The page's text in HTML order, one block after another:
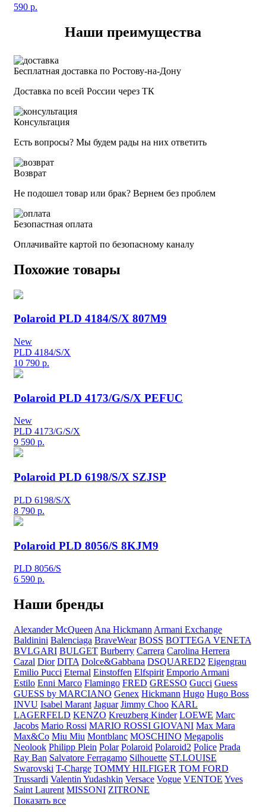
590 р.
Наши преимущества
Бесплатная доставка по Ростову-на-Дону
Доставка по всей России через ТК
Консультация
Есть вопросы? Мы будем рады на них ответить
Возврат
Не подошел товар или брак? Вернем без проблем
Безопастная оплата
Оплачивайте картой по безопасному каналу
Похожие товары
Polaroid PLD 4184/S/X 807M9
New
PLD 4184/S/X
10 790 р.
Polaroid PLD 4173/G/S/X PEFUC
New
PLD 4173/G/S/X
9 590 р.
Polaroid PLD 6198/S/X SZJSP
PLD 6198/S/X
8 790 р.
Polaroid PLD 8056/S 8KJM9
PLD 8056/S
6 590 р.
Наши бренды
Alexander McQueen Ana Hickmann Armani Exchange
Baldinini Balenciaga BraveWear BOSS BOTTEGA VENETA
BVLGARI BULGET Burberry Carrera Carolina Herrera
Cazal Dior DITA Dolce&Gabbana DSQUARED2 Eigengrau
Emilio Pucci Eternal Einstoffen Elfspirit Emporio Armani
Estilo Enni Marco Flamingo FRED GRESSO Gucci Guess
GUESS by MARCIANO Genex Hickmann Hugo Hugo Boss
INVU Isabel Marant Jaguar Jimmy Choo KARL
LAGERFELD KENZO Kreuzberg Kinder LOEWE Marc
Jacobs Mario Rossi MARIO ROSSI GIOVANI Max Mara
Max&Co Miu Miu Montblanc MOSCHINO Megapolis
Neolook Philipp Plein Polar Polaroid Polaroid2 Police Prada
Ray Ban Salvatore Ferragamo Silhouette ST.LOUISE
Swarovski T-Charge TOMMY HILFIGER TOM FORD
Trussardi Valentin Yudashkin Versace Vogue VENTOE Yves
Saint Laurent MISSONI ZITRONE
Показать все